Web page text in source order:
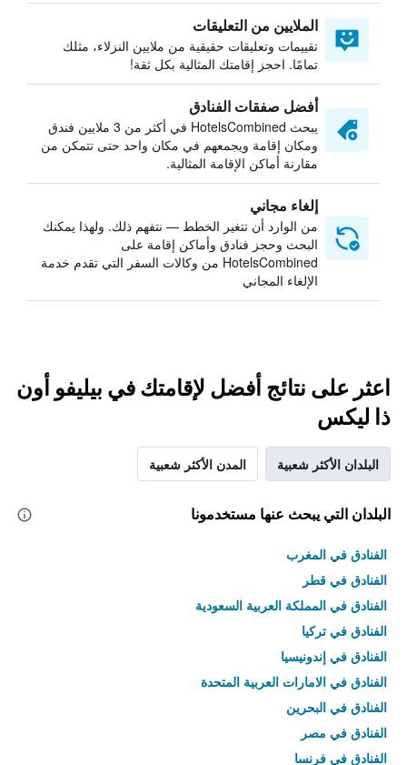
الملايين من التعليقات
تقييمات وتعليقات حقيقية من ملايين النزلاء، مثلك
تمامًا. احجز إقامتك المثالية بكل ثقة!
أفضل صفقات الفنادق
يبحث HotelsCombined في أكثر من 3 ملايين فندق
ومكان إقامة ويجمعهم في مكان واحد حتى تتمكن من
مقارنة أماكن الإقامة المثالية.
إلغاء مجاني
من الوارد أن تتغير الخطط — نتفهم ذلك. ولهذا يمكنك
البحث وحجز فنادق وأماكن إقامة على
HotelsCombined من وكالات السفر التي تقدم خدمة
الإلغاء المجاني
اعثر على نتائج أفضل لإقامتك في بيليفو أون
ذا ليكس
البلدان الأكثر شعبية المدن الأكثر شعبية
البلدان التي يبحث عنها مستخدمونا
الفنادق في المغرب
الفنادق في قطر
الفنادق في المملكة العربية السعودية
الفنادق في تركيا
الفنادق في إندونيسيا
الفنادق في الامارات العربية المتحدة
الفنادق في البحرين
الفنادق في مصر
الفنادق في فرنسا